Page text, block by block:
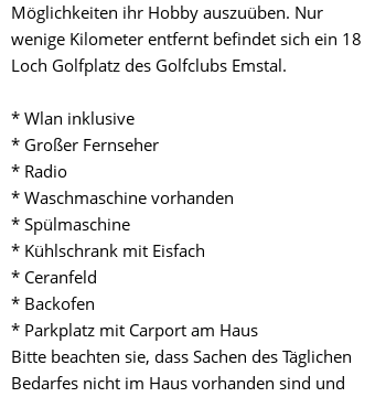
Möglichkeiten ihr Hobby auszuüben. Nur
wenige Kilometer entfernt befindet sich ein 18
Loch Golfplatz des Golfclubs Emstal.
* Wlan inklusive
* Großer Fernseher
* Radio
* Waschmaschine vorhanden
* Spülmaschine
* Kühlschrank mit Eisfach
* Ceranfeld
* Backofen
* Parkplatz mit Carport am Haus
Bitte beachten sie, dass Sachen des Täglichen
Bedarfes nicht im Haus vorhanden sind und